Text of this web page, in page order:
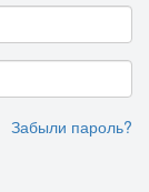
Забыли пароль?